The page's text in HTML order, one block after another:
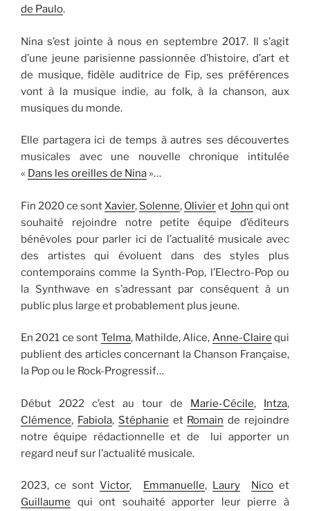
de Paulo.
Nina s’est jointe à nous en septembre 2017. Il s’agit
d’une jeune parisienne passionnée d’histoire, d’art et
de musique, fidèle auditrice de Fip, ses préférences
vont à la musique indie, au folk, à la chanson, aux
musiques du monde.
Elle partagera ici de temps à autres ses découvertes
musicales avec une nouvelle chronique intitulée
« Dans les oreilles de Nina »…
Fin 2020 ce sontXavier, Solenne, OlivieretJohn qui ont
souhaité rejoindre notre petite équipe d’éditeurs
bénévoles pour parler ici de l’actualité musicale avec
des artistes qui évoluent dans des styles plus
contemporains comme la Synth-Pop, l’Electro-Pop ou
la Synthwave en s’adressant par conséquent à un
public plus large et probablement plus jeune.
En 2021 ce sont Telma, Mathilde, Alice, Anne-Claire qui
publient des articles concernant la Chanson Française,
la Pop ou le Rock-Progressif…
Début 2022 c’est au tour de Marie-Cécile, Intza,
Clémence, Fabiola, Stéphanie et Romain de rejoindre
notre équipe rédactionnelle et de lui apporter un
regard neuf sur l’actualité musicale.
2023, ce sontVictor, Emmanuelle, Laury Nicoet
Guillaume qui ont souhaité apporter leur pierre à